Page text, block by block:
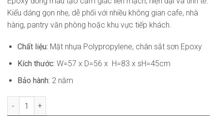
Kiểu dáng gọn nhẹ, dễ phối với nhiều không gian cafe, nhà
hàng, pantry văn phòng hoặc khu vực tiếp khách.
Chất liệu: Mặt nhựa Polypropylene, chân sắt sơn Epoxy
Kích thước: W=57 x D=56 x H=83 x sH=45cm
Bảo hành: 2 năm
Ghế Cafe Hiện Đại Mặt Nhựa Chân Sắt SG-WC412 số lượng